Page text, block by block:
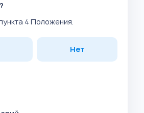
4 Положения.
Нет